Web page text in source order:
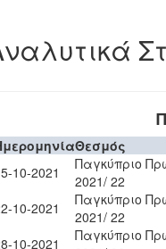
Θεσμός
10-2021
Παγκύπριο
2021/ 22
10-2021
Παγκύπριο
2021/ 22
10-2021
Παγκύπριο